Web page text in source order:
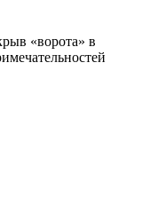
«ворота» в